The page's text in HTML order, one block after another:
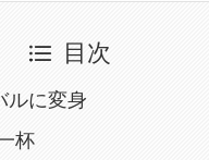
目次
ルに変身
杯